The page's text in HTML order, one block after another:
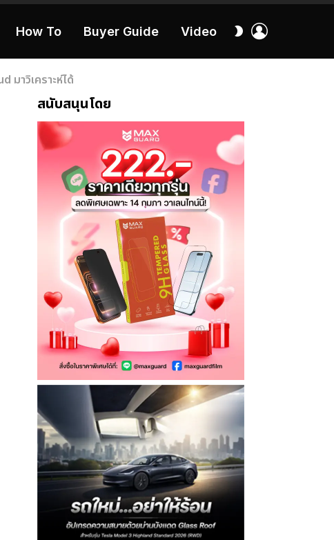
How To Buyer Guide Video
สลับ
าวิเคราะห์ได้
สนับสนุนโดย